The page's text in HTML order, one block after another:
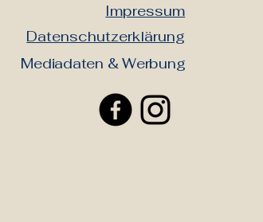
Impressum
Datenschutzerklärung​
Mediadaten & Werbung